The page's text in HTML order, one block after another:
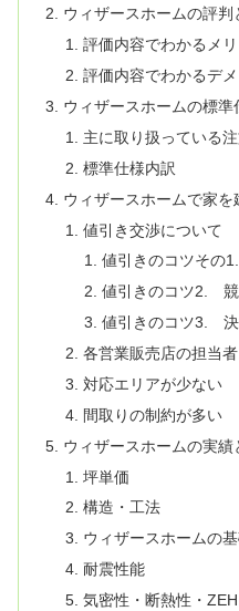
ウィザースホームの評判
評価内容でわかるメリ
評価内容でわかるデメ
ウィザースホームの標
主に取り扱っている
標準仕様内訳
ウィザースホームで家を
値引き交渉について
値引きのコツその
値引きのコツ2. 競
値引きのコツ3. 決
各営業販売店の担当
対応エリアが少ない
間取りの制約が多い
ウィザースホームの実績
坪単価
構造・工法
ウィザースホームの
耐震性能
気密性・断熱性・ZEH